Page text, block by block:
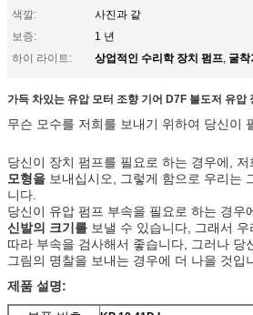
색깔:
사진과 같
보증:
1 년
하이 라이트:
상업적인 수리학 장치 펌프, 굴
가득 차있는 유압 모터 조향 기어 D7F 불도저 유압
무슨 모수를 저희를 보내기 위하여 당신이
당신이 장치 펌프를 필요로 하는 경우에, 저
모형을 보내십시오, 그렇게 함으로 우리는
니다.
당신이 유압 펌프 부속을 필요로 하는 경우
신발의 크기를 보낼 수 있습니다, 그래서
따라 부속을 검사해서 좋습니다, 그러나 당
그림의 명찰을 보내는 경우에 더 나을 것입
제품 설명: